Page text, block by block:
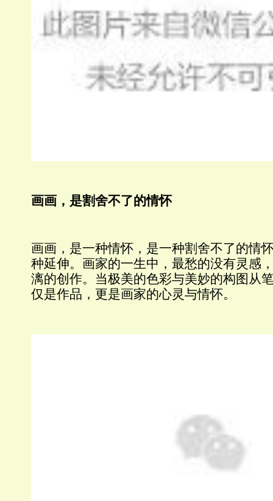
画画，是割舍不了的情怀
画画，是一种情怀，是一种割舍不了的情
种延伸。画家的一生中，最愁的没有灵感
漓的创作。当极美的色彩与美妙的构图从
仅是作品，更是画家的心灵与情怀。